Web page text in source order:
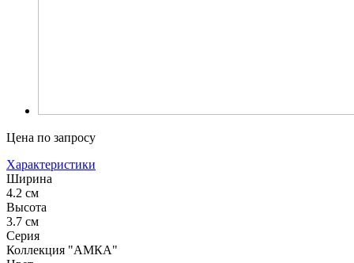
Цена по запросу
Характеристики
Ширина
4.2 см
Высота
3.7 см
Серия
Коллекция "АМКА"